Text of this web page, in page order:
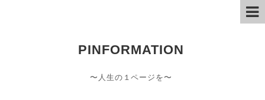
PINFORMATION
〜人生の１ページを〜